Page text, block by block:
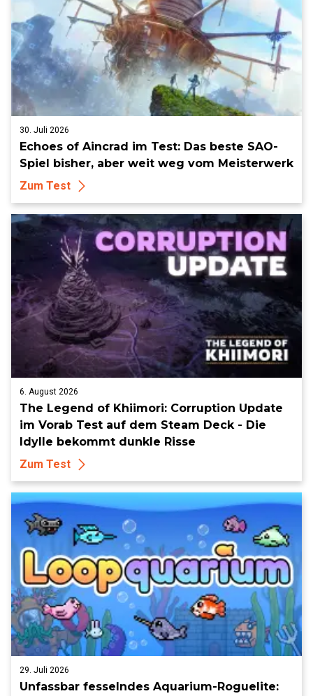
30. Juli 2026
Echoes of Aincrad im Test: Das beste SAO-
Spiel bisher, aber weit weg vom Meisterwerk
Zum Test
6. August 2026
The Legend of Khiimori: Corruption Update
im Vorab Test auf dem Steam Deck - Die
Idylle bekommt dunkle Risse
Zum Test
29. Juli 2026
Unfassbar fesselndes Aquarium-Roguelite: